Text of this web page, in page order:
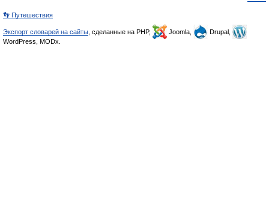
👣 Путешествия
Экспорт словарей на сайты , сделанные на PHP, Joomla,
Drupal,
WordPress, MODx.